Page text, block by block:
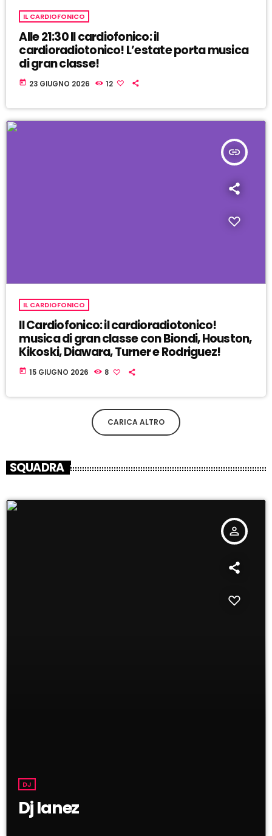
IL CARDIOFONICO
Alle 21:30 Il cardiofonico: il
cardioradiotonico! L’estate porta musica
di gran classe!
today 23 GIUGNO 2026 12
insert_link
IL CARDIOFONICO
Il Cardiofonico: il cardioradiotonico!
musica di gran classe con Biondi, Houston,
Kikoski, Diawara, Turner e Rodriguez!
today 15 GIUGNO 2026 8
CARICA ALTRO
SQUADRA
person_outline
DJ
Dj Ianez